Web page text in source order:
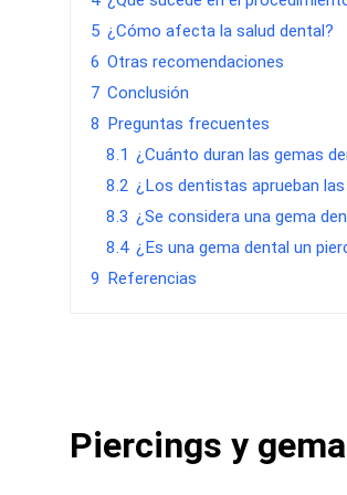
5 ¿Cómo afecta la salud dental?
6 Otras recomendaciones
7 Conclusión
8
Preguntas frecuentes
8.1 ¿Cuánto duran las gemas
8.2 ¿Los dentistas aprueban
8.3 ¿Se considera una gema
8.4 ¿Es una gema dental un
9
Referencias
Piercings y